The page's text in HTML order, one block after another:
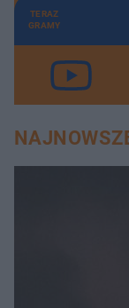
TERAZ
GRAMY